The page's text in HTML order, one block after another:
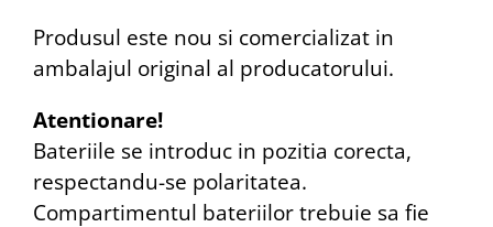
Produsul este nou si comercializat in
ambalajul original al producatorului.
Atentionare!
Bateriile se introduc in pozitia corecta,
respectandu-se polaritatea.
Compartimentul bateriilor trebuie sa fie